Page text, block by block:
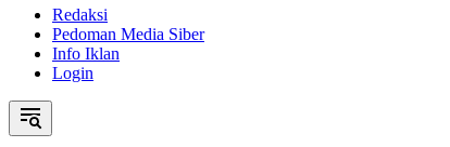
Redaksi
Pedoman Media Siber
Info Iklan
Login